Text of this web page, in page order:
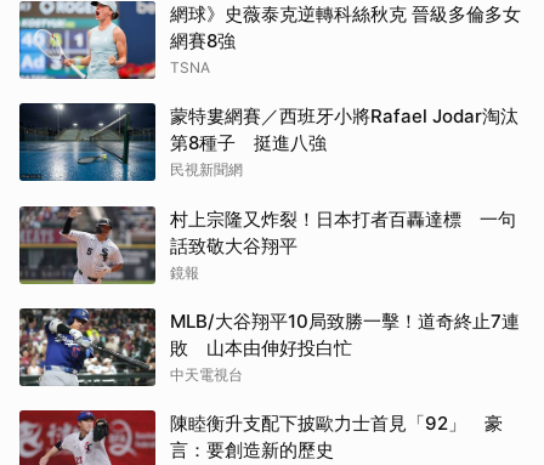
網球》史薇泰克逆轉科絲秋克 晉級多倫多女
網賽8強
TSNA
蒙特婁網賽／西班牙小將Rafael Jodar淘汰
第8種子 挺進八強
民視新聞網
村上宗隆又炸裂！日本打者百轟達標 一句
話致敬大谷翔平
鏡報
MLB/大谷翔平10局致勝一擊！道奇終止7連
敗 山本由伸好投白忙
中天電視台
陳睦衡升支配下披歐力士首見「92」 豪
言：要創造新的歷史